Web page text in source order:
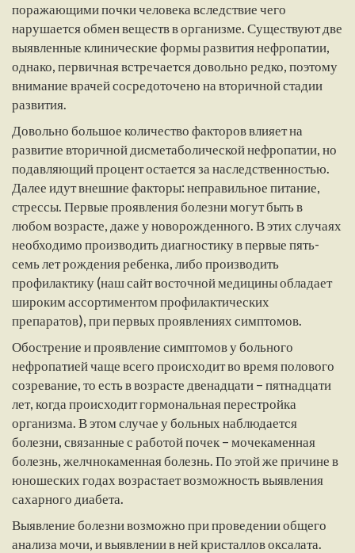
поражающими почки человека вследствие чего
нарушается обмен веществ в организме. Существуют две
выявленные клинические формы развития нефропатии,
однако, первичная встречается довольно редко, поэтому
внимание врачей сосредоточено на вторичной стадии
развития.
Довольно большое количество факторов влияет на
развитие вторичной дисметаболической нефропатии, но
подавляющий процент остается за наследственностью.
Далее идут внешние факторы: неправильное питание,
стрессы. Первые проявления болезни могут быть в
любом возрасте, даже у новорожденного. В этих случаях
необходимо производить диагностику в первые пять-
семь лет рождения ребенка, либо производить
профилактику (наш сайт восточной медицины обладает
широким ассортиментом профилактических
препаратов), при первых проявлениях симптомов.
Обострение и проявление симптомов у больного
нефропатией чаще всего происходит во время полового
созревание, то есть в возрасте двенадцати – пятнадцати
лет, когда происходит гормональная перестройка
организма. В этом случае у больных наблюдается
болезни, связанные с работой почек – мочекаменная
болезнь, желчнокаменная болезнь. По этой же причине в
юношеских годах возрастает возможность выявления
сахарного диабета.
Выявление болезни возможно при проведении общего
анализа мочи, и выявлении в ней кристаллов оксалата.